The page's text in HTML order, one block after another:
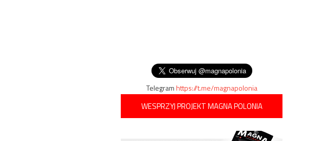
Telegramhttps://t.me/magnapolonia
WESPRZYJ PROJEKT MAGNA POLONIA